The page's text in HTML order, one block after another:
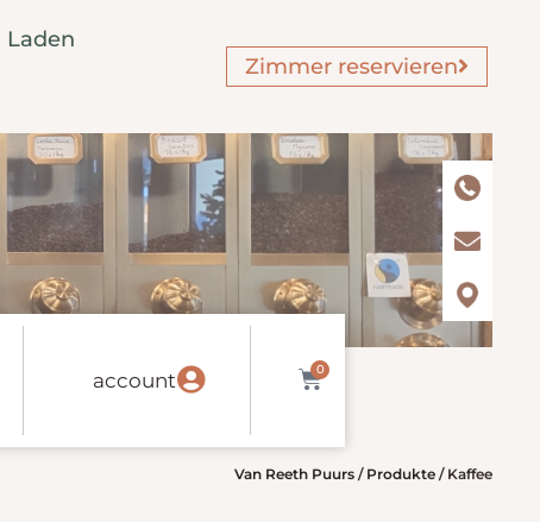
Laden
Zimmer reservieren
account 0
Van Reeth Puurs / Produkte / Kaffee